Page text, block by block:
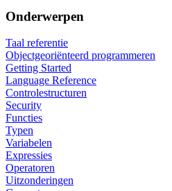
Onderwerpen
Taal referentie
Objectgeoriënteerd programmeren
Getting Started
Language Reference
Controlestructuren
Security
Functies
Typen
Variabelen
Expressies
Operatoren
Uitzonderingen